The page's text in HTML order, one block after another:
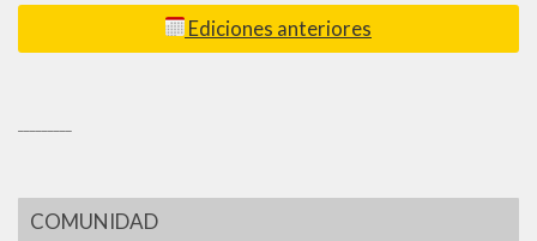
Ediciones anteriores
COMUNIDAD